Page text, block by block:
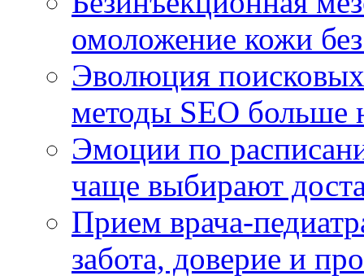
омоложение кожи
Эволюция
методы SEO больше
Эмоции по
чаще выбирают
Прием врача-
забота, доверие и